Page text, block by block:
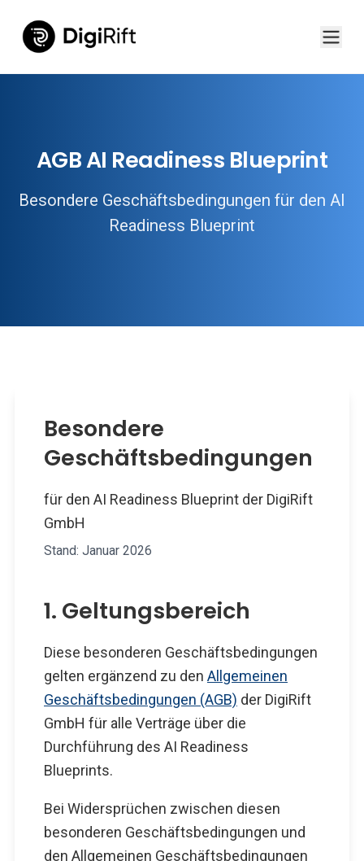
AGB AI Readiness Blueprint
Besondere Geschäftsbedingungen für den AI
Readiness Blueprint
Besondere
Geschäftsbedingungen
für den AI Readiness Blueprint der DigiRift
GmbH
Stand: Januar 2026
1. Geltungsbereich
Diese besonderen Geschäftsbedingungen
gelten ergänzend zu den Allgemeinen
Geschäftsbedingungen (AGB) der DigiRift
GmbH für alle Verträge über die
Durchführung des AI Readiness
Blueprints.
Bei Widersprüchen zwischen diesen
besonderen Geschäftsbedingungen und
den Allgemeinen Geschäftsbedingungen